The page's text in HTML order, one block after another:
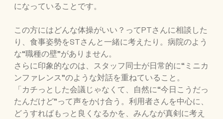
になっていることです。
この方にはどんな体操がいい？ってPTさんに相談した
り、食事姿勢をSTさんと一緒に考えたり。病院のよう
な“職種の壁”がありません。
さらに印象的なのは、スタッフ同士が日常的に“ミニカ
ンファレンス”のような対話を重ねていること。
「カチっとした会議じゃなくて、自然に“今日こうだっ
たんだけど”って声をかけ合う。利用者さんを中心に、
どうすればもっと良くなるかを、みんなが真剣に考え